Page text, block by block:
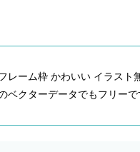
レーム枠 かわいい イラスト
ベクターデータでもフリーで